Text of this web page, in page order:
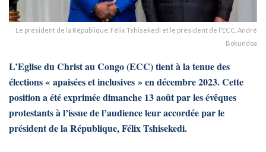
Le président de la République, Félix Tshisekedi et le président de l'ECC, André
Bokundoa
L’Eglise du Christ au Congo (ECC) tient à la tenue des
élections « apaisées et inclusives » en décembre 2023. Cette
position a été exprimée dimanche 13 août par les évêques
protestants à l’issue de l’audience leur accordée par le
président de la République, Félix Tshisekedi.